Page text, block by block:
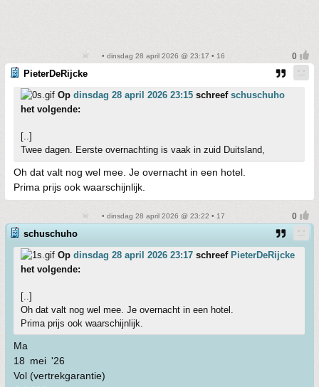
• dinsdag 28 april 2026 @ 23:17 • 16
PieterDeRijcke
Op dinsdag 28 april 2026 23:15 schreef schuschuho
het volgende:
[..]
Twee dagen. Eerste overnachting is vaak in zuid Duitsland,
Oh dat valt nog wel mee. Je overnacht in een hotel.
Prima prijs ook waarschijnlijk.
• dinsdag 28 april 2026 @ 23:22 • 17
schuschuho
Op dinsdag 28 april 2026 23:17 schreef PieterDeRijcke
het volgende:
[..]
Oh dat valt nog wel mee. Je overnacht in een hotel.
Prima prijs ook waarschijnlijk.
Ma
18 mei '26
Vol (vertrekgarantie)